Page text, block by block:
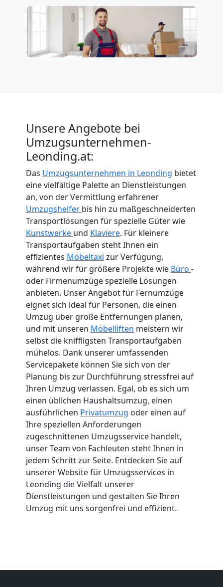
Unsere Angebote bei
Umzugsunternehmen-
Leonding.at:
Das Umzugsunternehmen in Leonding bietet
eine vielfältige Palette an Dienstleistungen
an, von der Vermittlung erfahrener
Umzugshelfer bis hin zu maßgeschneiderten
Transportlösungen für spezielle Güter wie
Kunstwerke und Klaviere. Für kleinere
Transportaufgaben steht Ihnen ein
effizientes Möbeltaxi zur Verfügung,
während wir für größere Projekte wie Büro -
oder Firmenumzüge spezielle Lösungen
anbieten. Unser Angebot für Fernumzüge
eignet sich ideal für Personen, die einen
Umzug über große Entfernungen planen,
und mit unseren Möbelliften meistern wir
selbst die kniffligsten Transportaufgaben
mühelos. Dank unserer umfassenden
Servicepakete können Sie sich von der
Planung bis zur Durchführung stressfrei auf
Ihren Umzug verlassen. Egal, ob es sich um
einen üblichen Haushaltsumzug, einen
ausführlichen Privatumzug oder einen auf
Ihre speziellen Anforderungen
zugeschnittenen Umzugsservice handelt,
unser Team von Fachleuten steht Ihnen in
jedem Schritt zur Seite. Entdecken Sie auf
unserer Website für Umzugsservices in
Leonding die Vielfalt unserer
Dienstleistungen und gestalten Sie Ihren
Umzug mit uns sorgenfrei und effizient.